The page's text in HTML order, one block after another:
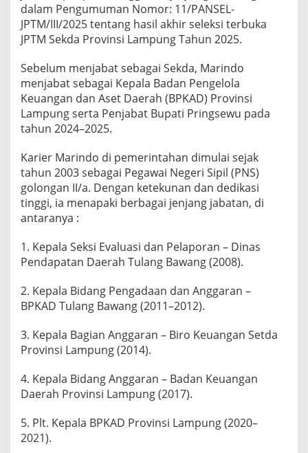
dalam Pengumuman Nomor: 11/PANSEL-
JPTM/III/2025 tentang hasil akhir seleksi terbuka
JPTM Sekda Provinsi Lampung Tahun 2025.
Sebelum menjabat sebagai Sekda, Marindo
menjabat sebagai Kepala Badan Pengelola
Keuangan dan Aset Daerah (BPKAD) Provinsi
Lampung serta Penjabat Bupati Pringsewu pada
tahun 2024–2025.
Karier Marindo di pemerintahan dimulai sejak
tahun 2003 sebagai Pegawai Negeri Sipil (PNS)
golongan II/a. Dengan ketekunan dan dedikasi
tinggi, ia menapaki berbagai jenjang jabatan, di
antaranya :
1. Kepala Seksi Evaluasi dan Pelaporan – Dinas
Pendapatan Daerah Tulang Bawang (2008).
2. Kepala Bidang Pengadaan dan Anggaran –
BPKAD Tulang Bawang (2011–2012).
3. Kepala Bagian Anggaran – Biro Keuangan Setda
Provinsi Lampung (2014).
4. Kepala Bidang Anggaran – Badan Keuangan
Daerah Provinsi Lampung (2017).
5. Plt. Kepala BPKAD Provinsi Lampung (2020–
2021).